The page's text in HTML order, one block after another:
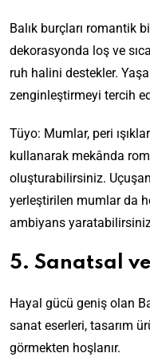
Balık burçları romantik
dekorasyonda loş ve
ruh halini destekler.
zenginleştirmeyi tercih
Tüyo: Mumlar, peri
kullanarak mekânda
oluşturabilirsiniz.
yerleştirilen mumlar da
ambiyans
5. Sanatsal
Hayal gücü geniş olan
sanat eserleri, tasarım
görmekten hoşlanır.